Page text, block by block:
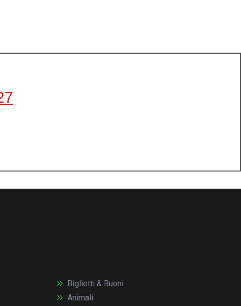
Biglietti & Buoni
Animali